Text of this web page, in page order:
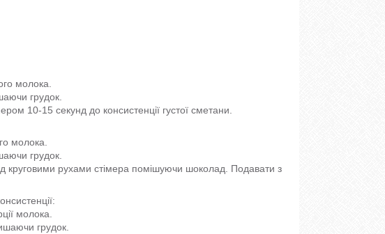
молока.
грудок.
10-15 секунд до консистенції густої сметани.
молока.
грудок.
круговими рухами стімера помішуючи шоколад. Подавати з
молока.
грудок.